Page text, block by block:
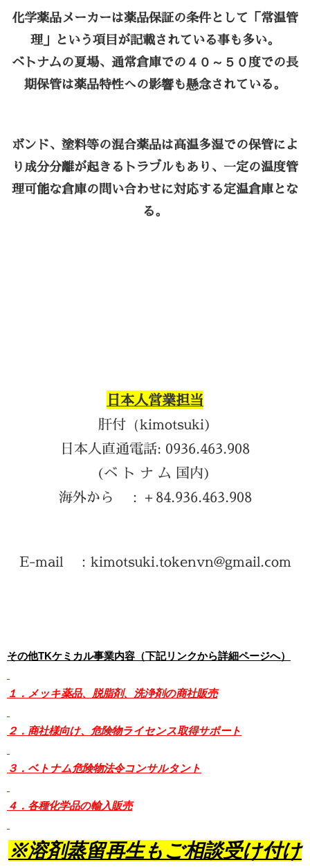
化学薬品メーカーは薬品保証の条件として「常温管
理」という項目が記載されている事も多い。
ベトナムの夏場、通常倉庫での４０～５０度での長
期保管は薬品特性への影響も懸念されている。
ボンド、塗料等の混合薬品は高温多湿での保管によ
り成分分離が起きるトラブルもあり、 一定の温度管
理可能な倉庫の問い合わせに対応する定温倉庫とな
る。
日本人営業担当
肝付（kimotsuki)
日本人直通電話: 0936.463.908
(ベ ト ナ ム 国内)
海外から ：＋84.936.463.908
E-mail ：kimotsuki.tokenvn@gmail.com
その他TKケミカル事業内容（下記リンクから詳細ページへ）
１．メッキ薬品、脱脂剤、洗浄剤の商社販売
２．商社様向け、危険物ライセンス取得サポート
３．ベトナム危険物法令コンサルタント
４．各種化学品の輸入販売
※溶剤蒸留再生もご相談受け付け